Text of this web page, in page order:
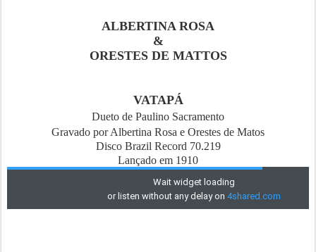
ALBERTINA ROSA
&
ORESTES DE MATTOS
VATAPÁ
Dueto de Paulino Sacramento
Gravado por Albertina Rosa e Orestes de Matos
Disco Brazil Record 70.219
Lançado em 1910